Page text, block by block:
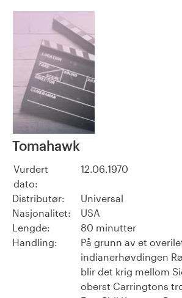
Tomahawk
Vurdert
dato:
12.06.1970
Distributør:
Universal
Nasjonalitet:
USA
Lengde:
80 minutter
Handling:
På grunn av et
indianerhøvdingen
blir det krig mellom
oberst Carringtons